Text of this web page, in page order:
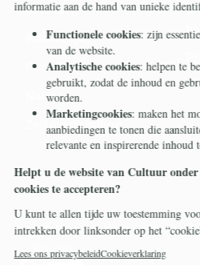
Eenmalig
Maandelijks
Periodiek
Nalaten
Zelf overschrijven
© 2026 Stichting Civitas
Privacy